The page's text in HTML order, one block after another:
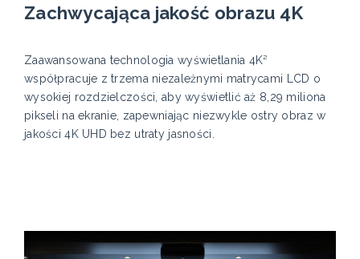
Zachwycająca jakość obrazu 4K
Zaawansowana technologia wyświetlania 4K²
współpracuje z trzema niezależnymi matrycami LCD o
wysokiej rozdzielczości, aby wyświetlić aż 8,29 miliona
pikseli na ekranie, zapewniając niezwykle ostry obraz w
jakości 4K UHD bez utraty jasności.